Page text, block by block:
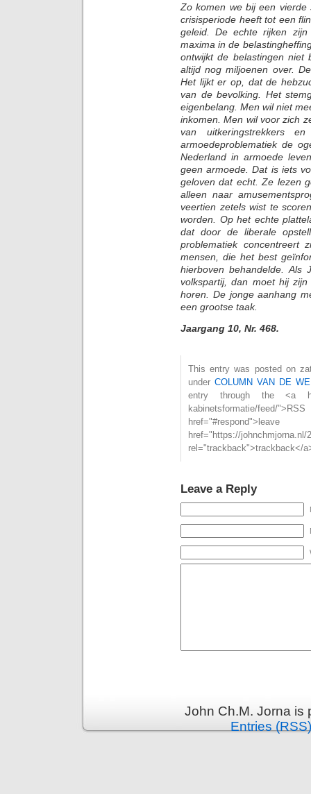
Zo komen we bij een vierde
crisisperiode heeft tot een
geleid. De echte rijken zijn
maxima in de
ontwijkt de belastingen niet
altijd nog miljoenen over.
Het lijkt er op, dat de
van de bevolking. Het
eigenbelang. Men wil niet
inkomen. Men wil voor zich
van uitkeringstrekkers
armoedeproblematiek de
Nederland in armoede
geen armoede. Dat is iets
geloven dat echt. Ze lezen
alleen naar
veertien zetels wist te
worden. Op het echte
dat door de liberale
problematiek
mensen, die het best
hierboven behandelde. Als
volkspartij, dan moet hij
horen. De jonge aanhang
een grootse taak.
Jaargang 10, Nr. 468.
This entry was posted on
under COLUMN VAN DE
entry through the <a
kabinetsformatie/
href="https://
rel="trackback">trackback</
Leave a Reply
John Ch.M. Jorna
Entries (RSS)